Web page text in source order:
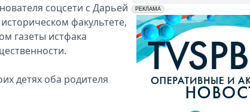
соцсети с Дарьей
факультете,
газеты истфака
детях оба родителя
erid: LdtCK5udn
РЕКЛАМА
АО "ГАТР", ИНН: 7841320717